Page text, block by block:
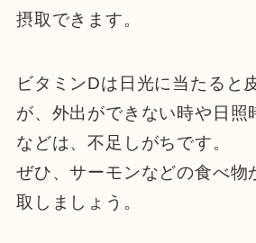
摂取できます。
ビタミンDは日光に当たると
が、外出ができない時や日照
などは、不足しがちです。
ぜひ、サーモンなどの食べ物
取しましょう。